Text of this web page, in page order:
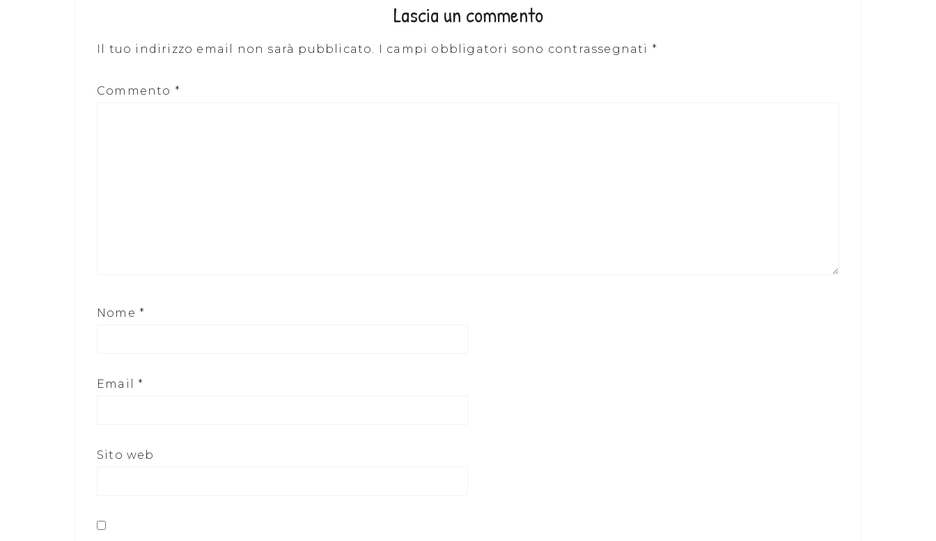
Lascia un commento
Il tuo indirizzo email non sarà pubblicato. I campi obbligatori sono contrassegnati *
Commento *
Nome *
Email *
Sito web